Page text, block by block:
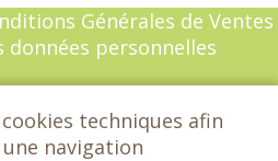
Générales de Ventes
données personnelles
:Sarl Dynapse
techniques afin
navigation